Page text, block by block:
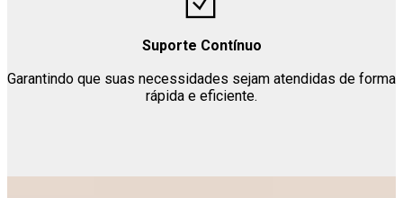
Suporte Contínuo
Garantindo que suas necessidades sejam atendidas de forma
rápida e eficiente.